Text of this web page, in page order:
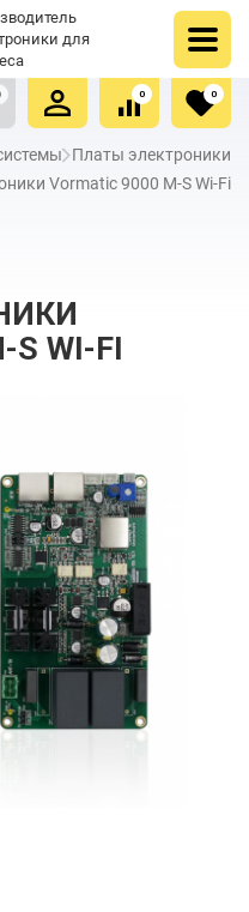
для
сравнения
0 0
Платы электроники
Vormatic 9000 M-S Wi-Fi
S WI-FI